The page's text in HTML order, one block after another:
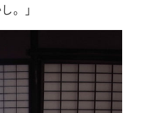
。」